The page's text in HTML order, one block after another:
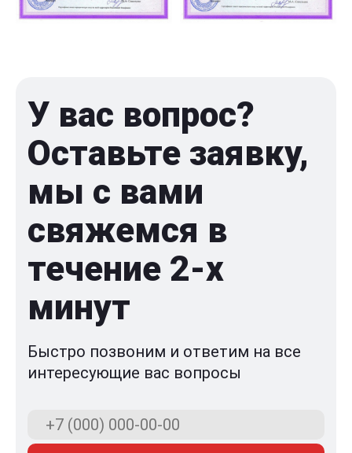
У вас вопрос?
Оставьте заявку,
мы с вами
свяжемся в
течение 2-x
минут
Быстро позвоним и ответим на все
интересующие вас вопросы